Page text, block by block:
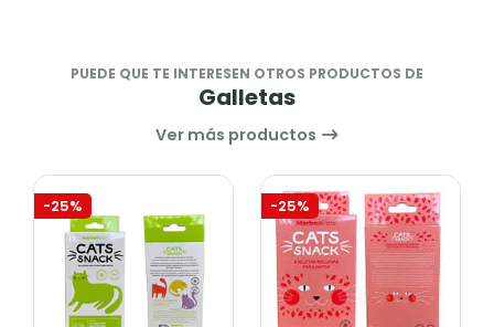
PUEDE QUE TE INTERESEN OTROS PRODUCTOS DE
Galletas
Ver más productos
-25% -25%